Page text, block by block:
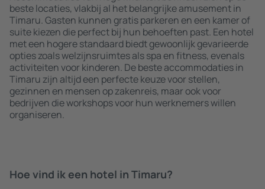
beste locaties, vlakbij al het belangrijke amusement in
Timaru. Gasten kunnen gratis parkeren en een kamer of
suite kiezen die perfect bij hun behoeften past. Een hotel
met een hogere standaard biedt gewoonlijk gevarieerde
opties zoals welzijnsruimtes als spa en fitness, evenals
activiteiten voor kinderen. De beste accommodaties in
Timaru zijn altijd een perfecte keuze voor stellen,
gezinnen en mensen op zakenreis, maar ook voor
bedrijven die workshops voor hun werknemers willen
organiseren.
Hoe vind ik een hotel in Timaru?